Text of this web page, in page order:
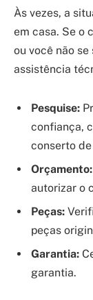
Às vezes, a
em casa. Se o
ou você não
assistência
Pesquise:
confiança,
conserto
Orçamento:
autorizar o
Peças:
peças
Garantia:
garantia.